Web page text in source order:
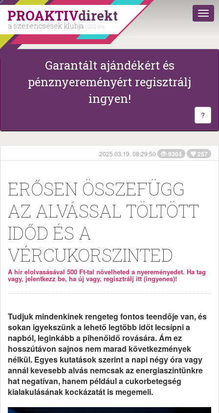
PROAKTIVdirekt
a szerencsések klubja | 2011 óta
Garantált ajándékért és
pénznyereményért regisztrálj
ingyen!
?
2025.03.19. 08:29:50 9304 257
ERŐSEN ÖSSZEFÜGG
AZ ALVÁSSAL TÖLTÖTT
IDŐD ÉS A
VÉRCUKORSZINTED
A hír elolvasásával 500 Ft-tal növelheted a nyereményedet. Ha tag
vagy, jelentkezz be, ha új vagy, regisztrálj itt (ingyenes)!
Tudjuk mindenkinek rengeteg fontos teendője van, és
sokan igyekszünk a lehető legtöbb időt lecsípni a
napból, leginkább a pihenőidő rovására. Ám ez
hosszútávon sajnos nem marad következmények
nélkül. Egyes kutatások szerint a napi négy óra vagy
annál kevesebb alvás nemcsak az energiaszintünkre
hat negatívan, hanem például a cukorbetegség
kialakulásának kockázatát is megemeli.